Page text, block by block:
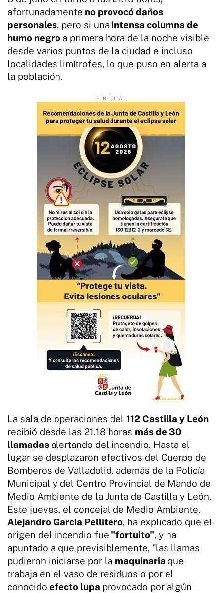
afortunadamente no provocó daños
personales, pero si una intensa columna de
humo negro a primera hora de la noche visible
desde varios puntos de la ciudad e incluso
localidades limítrofes, lo que puso en alerta a
la población.
La sala de operaciones del 112 Castilla y León
recibió desde las 21.18 horas más de 30
llamadas alertando del incendio. Hasta el
lugar se desplazaron efectivos del Cuerpo de
Bomberos de Valladolid, además de la Policía
Municipal y del Centro Provincial de Mando de
Medio Ambiente de la Junta de Castilla y León.
Este jueves, el concejal de Medio Ambiente,
Alejandro García Pellitero, ha explicado que el
origen del incendio fue "fortuito", y ha
apuntado a que previsiblemente, "las llamas
pudieron iniciarse por la maquinaria que
trabaja en el vaso de residuos o por el
conocido efecto lupa provocado por algún